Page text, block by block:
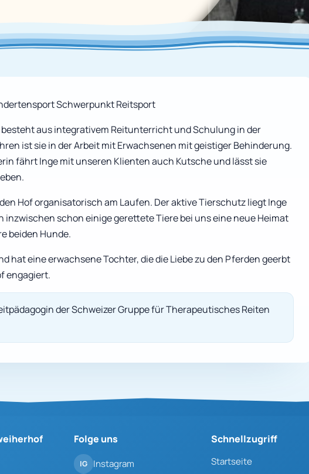
Schwerpunkt Reitsport
besteht aus integrativem Reitunterricht und Schulung in der
ist sie in der Arbeit mit Erwachsenen mit geistiger Behinderung.
fährt Inge mit unseren Klienten auch Kutsche und lässt sie
Hof organisatorisch am Laufen. Der aktive Tierschutz liegt Inge
inzwischen schon einige gerettete Tiere bei uns eine neue Heimat
beiden Hunde.
hat eine erwachsene Tochter, die die Liebe zu den Pferden geerbt
engagiert.
der Schweizer Gruppe für Therapeutisches Reiten
Folge uns
Instagram
Schnellzugriff
Startseite